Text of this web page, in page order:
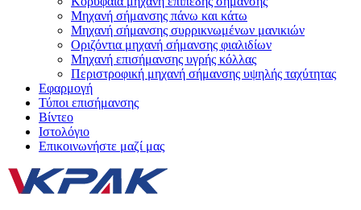
Μηχανή σήμανσης πάνω και κάτω
Μηχανή σήμανσης συρρικνωμένων μανικιών
Οριζόντια μηχανή σήμανσης φιαλιδίων
Μηχανή επισήμανσης υγρής κόλλας
Περιστροφική μηχανή σήμανσης υψηλής ταχύτητας
Εφαρμογή
Τύποι επισήμανσης
Βίντεο
Ιστολόγιο
Επικοινωνήστε μαζί μας